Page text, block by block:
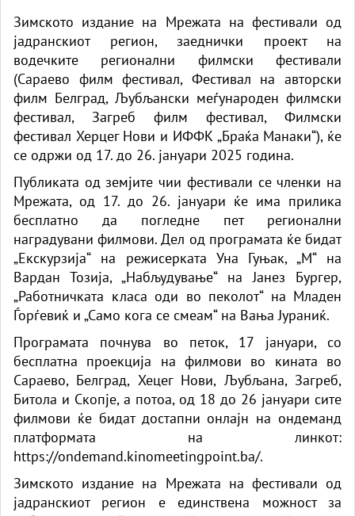
Зимското издание на Мрежата на фестивали од
јадранскиот регион, заеднички проект на
водечките регионални филмски фестивали
(Сараево филм фестивал, Фестивал на авторски
филм Белград, Љубљански меѓународен филмски
фестивал, Загреб филм фестивал, Филмски
фестивал Херцег Нови и ИФФК „Браќа Манаки“), ќе
се одржи од 17. до 26. јануари 2025 година.
Публиката од земјите чии фестивали се членки на
Мрежата, од 17. до 26. јануари ќе има прилика
бесплатно да погледне пет регионални
наградувани филмови. Дел од програмата ќе бидат
„Екскурзија“ на режисерката Уна Гуњак, „М“ на
Вардан Тозија, „Набљудување“ на Јанез Бургер,
„Работничката класа оди во пеколот“ на Младен
Ѓорѓевиќ и „Само кога се смеам“ на Вања Јураниќ.
Програмата почнува во петок, 17 јануари, со
бесплатна проекција на филмови во кината во
Сараево, Белград, Хецег Нови, Љубљана, Загреб,
Битола и Скопје, а потоа, од 18 до 26 јануари сите
филмови ќе бидат достапни онлајн на ондеманд
платформата на линкот:
https://ondemand.kinomeetingpoint.ba/.
Зимското издание на Мрежата на фестивали од
јадранскиот регион е единствена можност за